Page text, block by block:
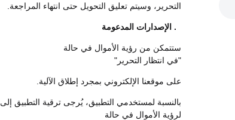
التحرير، وسيتم تعليق التحويل حتى انتهاء المراجعة.
ستتمكن من رؤية الأموال في حالة
"في انتظار التحرير"
على موقعنا الإلكتروني بمجرد إطلاق الآلية.
بالنسبة لمستخدمي التطبيق، يُرجى ترقية التطبيق إلى
لرؤية الأموال في حالة